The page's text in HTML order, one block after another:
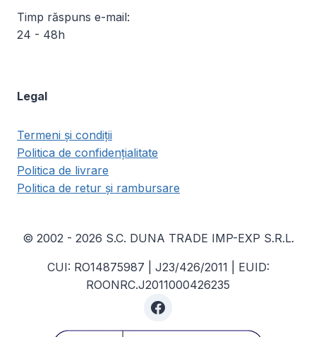
Timp răspuns e-mail:
24 - 48h
Legal
Termeni și condiții
Politica de confidențialitate
Politica de livrare
Politica de retur și rambursare
© 2002 - 2026 S.C. DUNA TRADE IMP-EXP S.R.L.
CUI: RO14875987 | J23/426/2011 | EUID:
ROONRC.J2011000426235